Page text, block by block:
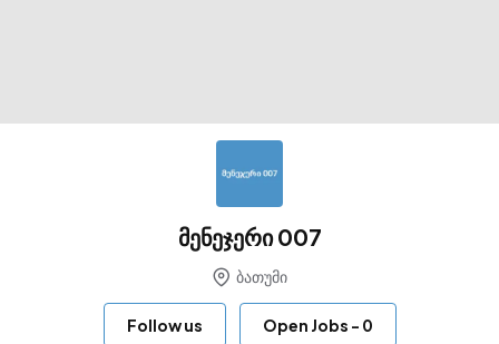
მენეჯერი 007
ბათუმი
Follow us Open Jobs - 0